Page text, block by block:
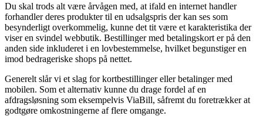
Du skal trods alt være årvågen med, at ifald en internet handler
forhandler deres produkter til en udsalgspris der kan ses som
besynderligt overkommelig, kunne det tit være et karakteristika der
viser en svindel webbutik. Bestillinger med betalingskort er på den
anden side inkluderet i en lovbestemmelse, hvilket begunstiger en
imod bedrageriske shops på nettet.
Generelt slår vi et slag for kortbestillinger eller betalinger med
mobilen. Som et alternativ kunne du drage fordel af en
afdragsløsning som eksempelvis ViaBill, såfremt du foretrækker at
godtgøre omkostningerne af flere omgange.